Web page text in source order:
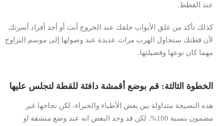
عند القطط.
كذلك تأكد من غلق الأبواب خلفك عند الخروج أنت أو أحد أفراد أسرتك
لأن قطتك ستحاول الهرب مرات عديدة عند وصولها إلى موسم التزاوج
مهما كان نوعها وفصيلتها.
الخطوة الثالثة: قم بوضع أقمشة دافئة للقطة لتجلس عليها
هذه النصيحة متداولة بين بعض الأطباء والخبراء، لكن نجاحها غير
مضمون بنسبة 100%. لكن قد وجد البعض انه عند وضع منشفة او